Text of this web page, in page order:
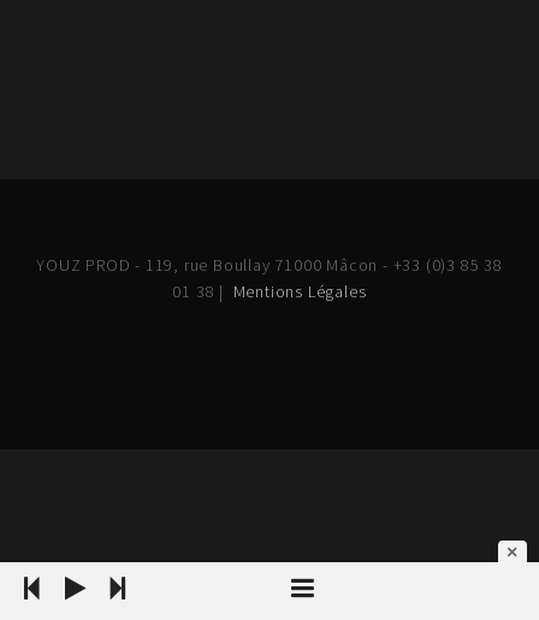
YOUZ PROD - 119, rue Boullay 71000 Mâcon - +33 (0)3 85 38
01 38 | Mentions Légales